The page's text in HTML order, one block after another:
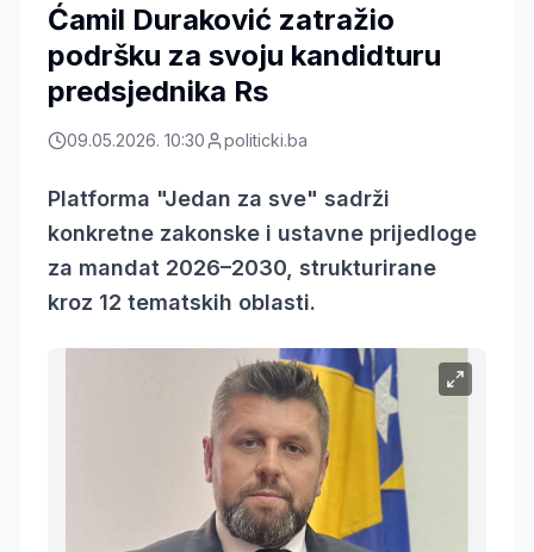
Ćamil Duraković zatražio
podršku za svoju kandidturu
predsjednika Rs
09.05.2026. 10:30 politicki.ba
Platforma "Jedan za sve" sadrži
konkretne zakonske i ustavne prijedloge
za mandat 2026–2030, strukturirane
kroz 12 tematskih oblasti.